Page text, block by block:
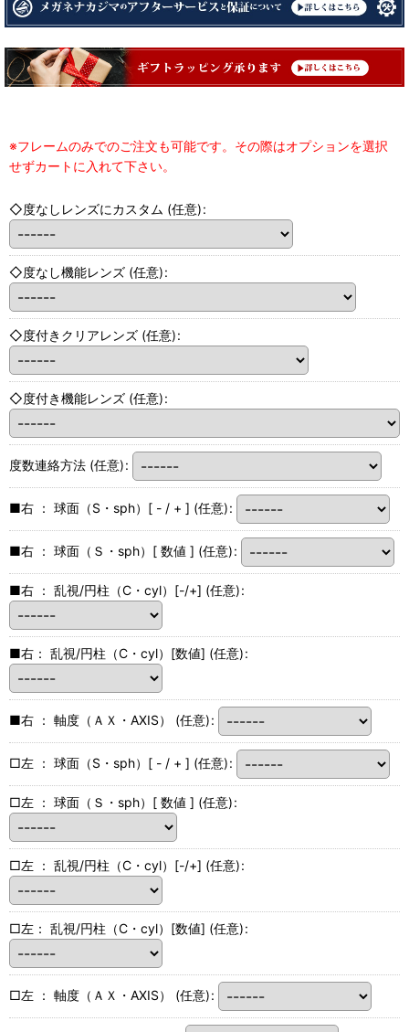
※フレームのみでのご注文も可能です。その際はオプションを選択
せずカートに入れて下さい。
◇度なしレンズにカスタム (任意):
◇度なし機能レンズ (任意):
◇度付きクリアレンズ (任意):
◇度付き機能レンズ (任意):
度数連絡方法 (任意):
■右 ： 球面（S・sph）[ - / + ] (任意):
■右 ： 球面（Ｓ・sph）[ 数値 ] (任意):
■右 ： 乱視/円柱（C・cyl）[-/+] (任意):
■右： 乱視/円柱（C・cyl）[数値] (任意):
■右 ： 軸度（ＡＸ・AXIS） (任意):
□左 ： 球面（S・sph）[ - / + ] (任意):
□左 ： 球面（Ｓ・sph）[ 数値 ] (任意):
□左 ： 乱視/円柱（C・cyl）[-/+] (任意):
□左： 乱視/円柱（C・cyl）[数値] (任意):
□左 ： 軸度（ＡＸ・AXIS） (任意):